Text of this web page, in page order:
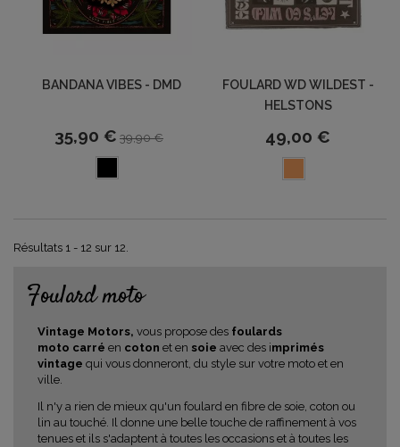
BANDANA VIBES - DMD
35,90 € 39,90 €
FOULARD WD WILDEST -
HELSTONS
49,00 €
Résultats 1 - 12 sur 12.
Foulard moto
Vintage Motors, vous propose des foulards
moto carré en coton et en soie avec des imprimés
vintage qui vous donneront, du style sur votre moto et en
ville.
Il n'y a rien de mieux qu'un foulard en fibre de soie, coton ou
lin au touché. Il donne une belle touche de raffinement à vos
tenues et ils s'adaptent à toutes les occasions et à toutes les